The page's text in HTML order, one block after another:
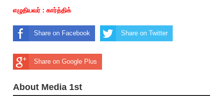
எழுதியவர் : கார்த்திக்
Share on Facebook Share on Twitter
Share on Google Plus
About Media 1st